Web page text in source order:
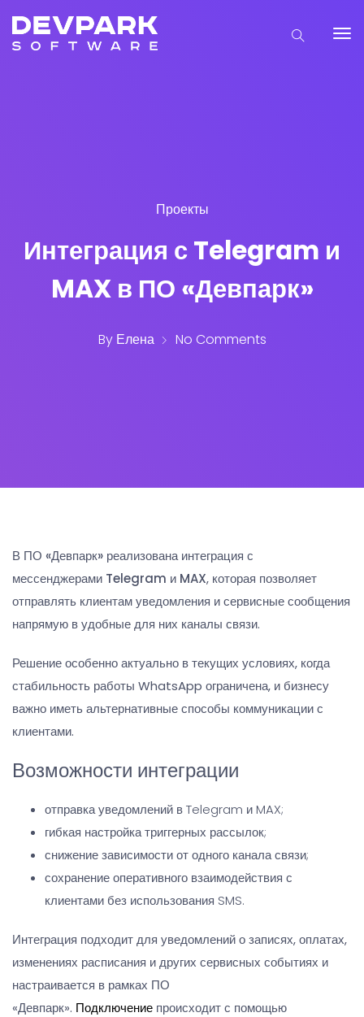
Проекты
Интеграция с Telegram и
MAX в ПО «Девпарк»
By Елена No Comments
В ПО «Девпарк» реализована интеграция с
мессенджерами Telegram и MAX, которая позволяет
отправлять клиентам уведомления и сервисные сообщения
напрямую в удобные для них каналы связи.
Решение особенно актуально в текущих условиях, когда
стабильность работы WhatsApp ограничена, и бизнесу
важно иметь альтернативные способы коммуникации с
клиентами.
Возможности интеграции
отправка уведомлений в Telegram и MAX;
гибкая настройка триггерных рассылок;
снижение зависимости от одного канала связи;
сохранение оперативного взаимодействия с
клиентами без использования SMS.
Интеграция подходит для уведомлений о записях, оплатах,
изменениях расписания и других сервисных событиях и
настраивается в рамках ПО
«Девпарк». Подключение происходит с помощью